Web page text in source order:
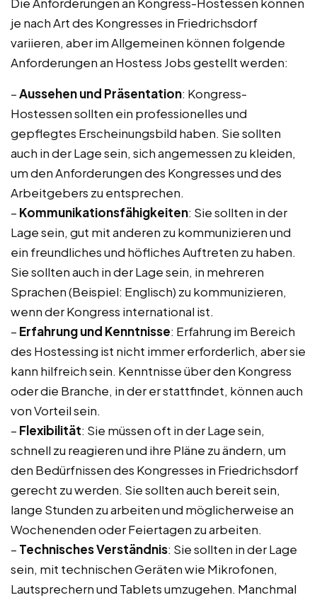
je nach Art des Kongresses in Friedrichsdorf
variieren, aber im Allgemeinen können folgende
Anforderungen an Hostess Jobs gestellt werden:
–Aussehen und Präsentation: Kongress-
Hostessen sollten ein professionelles und
gepflegtes Erscheinungsbild haben. Sie sollten
auch in der Lage sein, sich angemessen zu kleiden,
um den Anforderungen des Kongresses und des
Arbeitgebers zu entsprechen.
– Kommunikationsfähigkeiten: Sie sollten in der
Lage sein, gut mit anderen zu kommunizieren und
ein freundliches und höfliches Auftreten zu haben.
Sie sollten auch in der Lage sein, in mehreren
Sprachen (Beispiel: Englisch) zu kommunizieren,
wenn der Kongress international ist.
– Erfahrung und Kenntnisse: Erfahrung im Bereich
des Hostessing ist nicht immer erforderlich, aber sie
kann hilfreich sein. Kenntnisse über den Kongress
oder die Branche, in der er stattfindet, können auch
von Vorteil sein.
– Flexibilität: Sie müssen oft in der Lage sein,
schnell zu reagieren und ihre Pläne zu ändern, um
den Bedürfnissen des Kongresses in Friedrichsdorf
gerecht zu werden. Sie sollten auch bereit sein,
lange Stunden zu arbeiten und möglicherweise an
Wochenenden oder Feiertagen zu arbeiten.
– Technisches Verständnis: Sie sollten in der Lage
sein, mit technischen Geräten wie Mikrofonen,
Lautsprechern und Tablets umzugehen. Manchmal